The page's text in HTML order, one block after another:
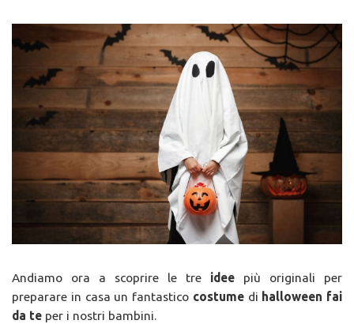
Andiamo ora a scoprire le tre idee più originali per
preparare in casa un fantastico costume di halloween fai
da te per i nostri bambini.